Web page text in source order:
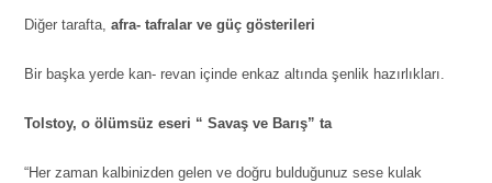
Diğer tarafta,afra- tafralar ve güç gösterileri
Bir başka yerde kan- revan içinde enkaz altında şenlik hazırlıkları.
Tolstoy, o ölümsüz eseri “ Savaş ve Barış” ta
“Her zaman kalbinizden gelen ve doğru bulduğunuz sese kulak